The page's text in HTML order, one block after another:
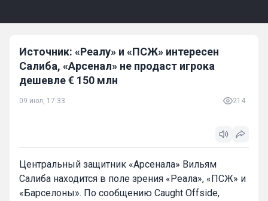
Источник: «Реалу» и «ПСЖ» интересен
Салиба, «Арсенал» не продаст игрока
дешевле € 150 млн
09 июл, 17:33 214
Центральный защитник «Арсенала» Вильям
Салиба находится в поле зрения «Реала», «ПСЖ» и
«Барселоны». По сообщению Caught Offside,